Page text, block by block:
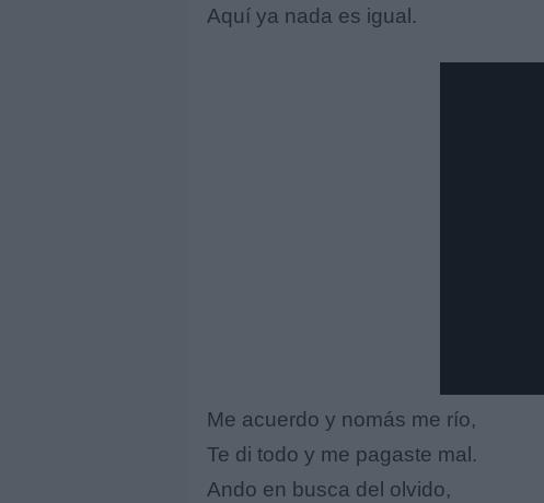
Aquí ya nada es igual.
Me acuerdo y nomás me río,
Te di todo y me pagaste mal.
Ando en busca del olvido,